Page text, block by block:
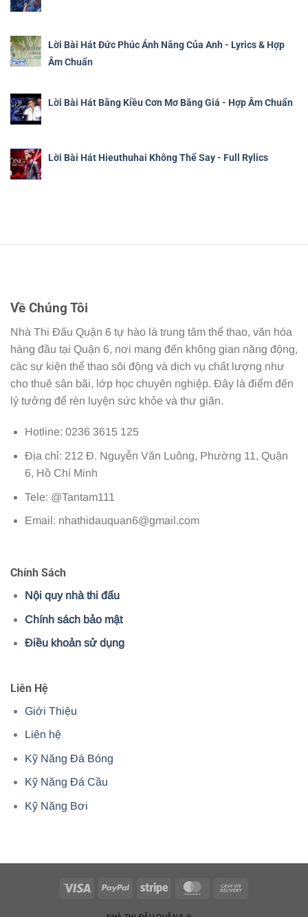
Lời Bài Hát Đức Phúc Ánh Nắng Của Anh - Lyrics & Hợp
Âm Chuẩn
Lời Bài Hát Bằng Kiều Cơn Mơ Băng Giá - Hợp Âm Chuẩn
Lời Bài Hát Hieuthuhai Không Thể Say - Full Rylics
Về Chúng Tôi
Nhà Thi Đấu Quận 6 tự hào là trung tâm thể thao, văn hóa
hàng đầu tại Quận 6, nơi mang đến không gian năng động,
các sự kiện thể thao sôi động và dịch vụ chất lượng như
cho thuê sân bãi, lớp học chuyên nghiệp. Đây là điểm đến
lý tưởng để rèn luyện sức khỏe và thư giãn.
Hotline: 0236 3615 125
Địa chỉ: 212 Đ. Nguyễn Văn Luông, Phường 11, Quận
6, Hồ Chí Minh
Tele: @Tantam111
Email: nhathidauquan6@gmail.com
Chính Sách
Nội quy nhà thi đấu
Chính sách bảo mật
Điều khoản sử dụng
Liên Hệ
Giới Thiệu
Liên hệ
Kỹ Năng Đá Bóng
Kỹ Năng Đá Cầu
Kỹ Năng Bơi